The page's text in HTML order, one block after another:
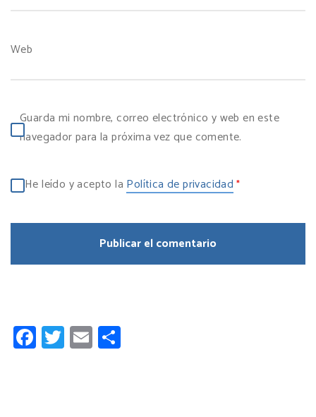
Web
Guarda mi nombre, correo electrónico y web en este
navegador para la próxima vez que comente.
He leído y acepto la Política de privacidad *
Facebook
Twitter
Email